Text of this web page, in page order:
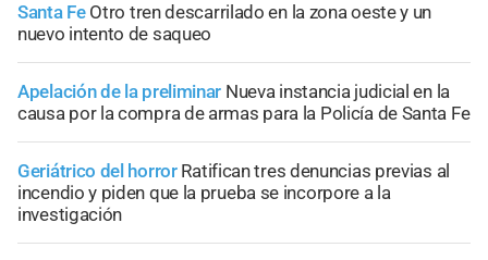
Santa Fe Otro tren descarrilado en la zona oeste y un
nuevo intento de saqueo
Apelación de la preliminar Nueva instancia judicial en la
causa por la compra de armas para la Policía de Santa Fe
Geriátrico del horror Ratifican tres denuncias previas al
incendio y piden que la prueba se incorpore a la
investigación